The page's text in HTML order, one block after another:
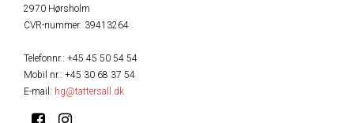
2970 Hørsholm
CVR-nummer: 39413264
Telefonnr.: +45 45 50 54 54
Mobil nr.: +45 30 68 37 54
E-mail : hg@tattersall.dk